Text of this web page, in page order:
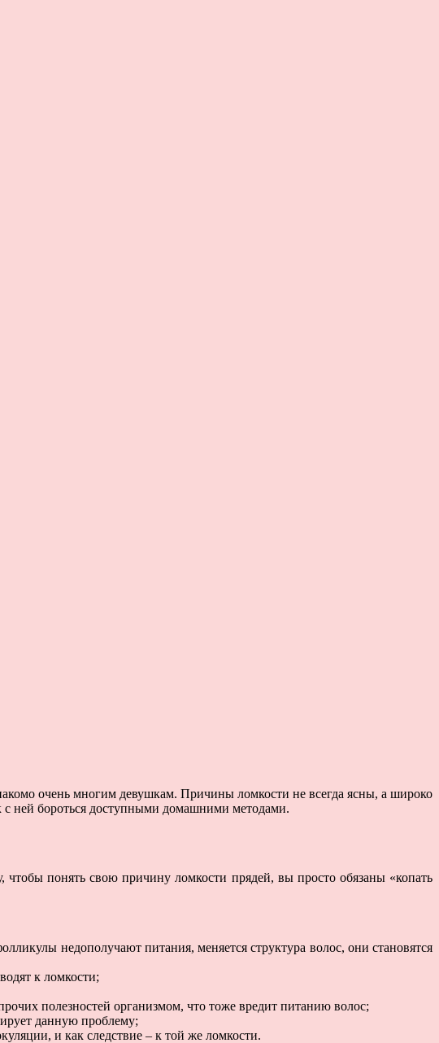
очень многим девушкам. Причины ломкости не всегда ясны, а широко
с ней бороться доступными домашними методами.
чтобы понять свою причину ломкости прядей, вы просто обязаны «копать
недополучают питания, меняется структура волос, они становятся
к ломкости;
полезностей организмом, что тоже вредит питанию волос;
данную проблему;
и как следствие – к той же ломкости.